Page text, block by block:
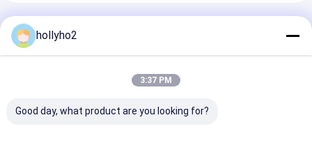
Produtos Recomendados
hollyho2
3:37 PM
Good day, what product are you looking for?